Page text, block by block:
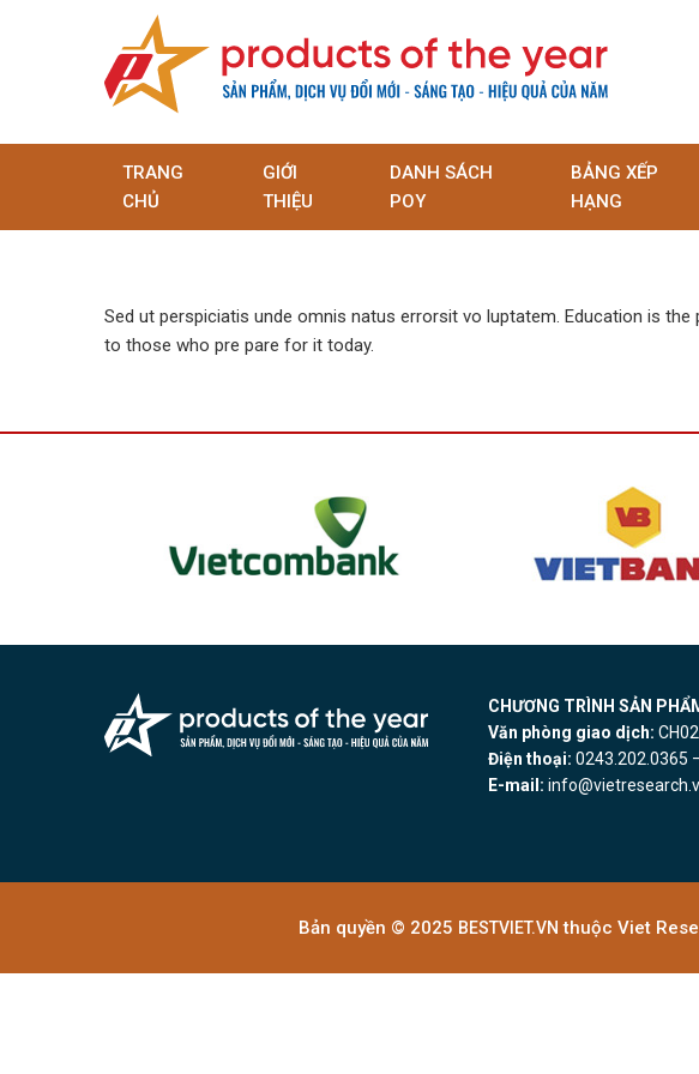
TRANG
CHỦ
GIỚI
THIỆU
DANH SÁCH
POY
BẢNG XẾP
HẠNG
Sed ut perspiciatis unde omnis natus errorsit vo luptatem. Education is
to those who pre pare for it today.
CHƯƠNG TRÌNH SẢN
Văn phòng giao dịch:
Điện thoại: 0243.202.0365
E-mail:
Bản quyền © 2025 BESTVIET.VN thuộc Viet